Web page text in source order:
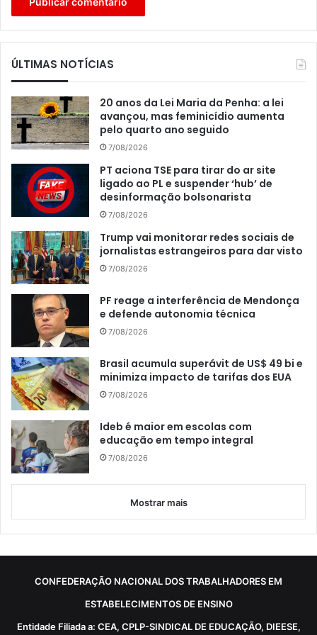
ÚLTIMAS NOTÍCIAS
20 anos da Lei Maria da Penha: a lei
avançou, mas feminicídio aumenta
pelo quarto ano seguido
7/08/2026
PT aciona TSE para tirar do ar site
ligado ao PL e suspender ‘hub’ de
desinformação bolsonarista
7/08/2026
Trump vai monitorar redes sociais de
jornalistas estrangeiros para dar visto
7/08/2026
PF reage a interferência de Mendonça
e defende autonomia técnica
7/08/2026
Brasil acumula superávit de US$ 49 bi e
minimiza impacto de tarifas dos EUA
7/08/2026
Ideb é maior em escolas com
educação em tempo integral
7/08/2026
Mostrar mais
CONFEDERAÇÃO NACIONAL DOS TRABALHADORES EM
ESTABELECIMENTOS DE ENSINO
Entidade Filiada a: CEA, CPLP-SINDICAL DE EDUCAÇÃO, DIEESE,